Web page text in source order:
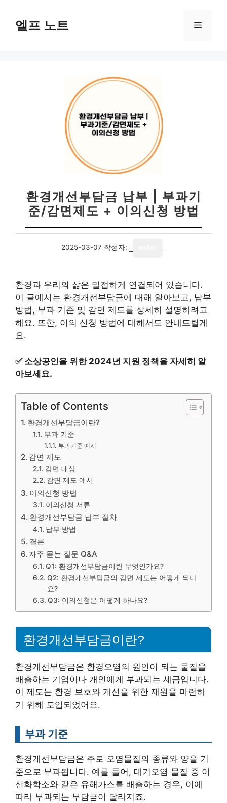
엘프 노트 메
환경개선부담금 납부 | 부과기
준/감면제도 + 이의신청 방법
2025-03-07 작성자:
환경과 우리의 삶은 밀접하게 연결되어 있습니다.
이 글에서는 환경개선부담금에 대해 알아보고, 납부
방법, 부과 기준 및 감면 제도를 상세히 설명하려고
해요. 또한, 이의 신청 방법에 대해서도 안내드릴게
요.
✅ 소상공인을 위한 2024년 지원 정책을 자세히 알
아보세요.
Table of Contents
환경개선부담금이란?
부과 기준
부과기준 예시
감면 제도
감면 대상
감면 제도 예시
이의신청 방법
이의신청 서류
환경개선부담금 납부 절차
납부 방법
결론
자주 묻는 질문 Q&A
Q1: 환경개선부담금이란 무엇인가요?
Q2: 환경개선부담금의 감면 제도는 어떻게 되나
요?
Q3: 이의신청은 어떻게 하나요?
환경개선부담금이란?
환경개선부담금은 환경오염의 원인이 되는 물질을
배출하는 기업이나 개인에게 부과되는 세금입니다.
이 제도는 환경 보호와 개선을 위한 재원을 마련하
기 위해 도입되었어요.
부과 기준
환경개선부담금은 주로 오염물질의 종류와 양을 기
준으로 부과됩니다. 예를 들어, 대기오염 물질 중 이
산화학소와 같은 유해가스를 배출하는 경우, 이에
따라 부과되는 부담금이 달라지죠.